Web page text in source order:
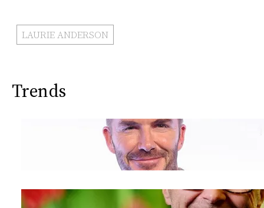
LAURIE ANDERSON
Trends